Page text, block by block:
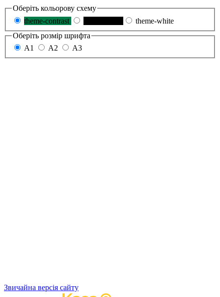
Оберіть кольорову схему
theme-contrast
theme-white
Оберіть розмір шрифта
A1
A2 A3
Звичайна версія сайту